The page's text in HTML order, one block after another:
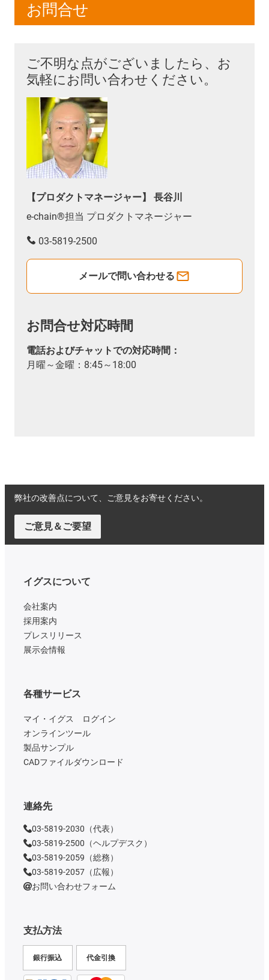
お問合せ
ご不明な点がございましたら、お
気軽にお問い合わせください。
【プロダクトマネージャー】 長谷川
e-chain®担当 プロダクトマネージャー
03-5819-2500
メールで問い合わせる
お問合せ対応時間
電話およびチャットでの対応時間：
月曜～金曜：8:45～18:00
弊社の改善点について、ご意見をお寄せください。
ご意見＆ご要望
イグスについて
会社案内
採用案内
プレスリリース
展示会情報
支払方法
銀行振込 代金引換
各種サービス
マイ・イグス ログイン
オンラインツール
製品サンプル
CADファイルダウンロード
連絡先
03-5819-2030（代表）
03-5819-2500（ヘルプデスク）
03-5819-2059（総務）
03-5819-2057（広報）
お問い合わせフォーム